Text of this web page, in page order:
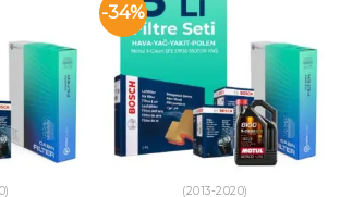
-34%
(2013-2020)